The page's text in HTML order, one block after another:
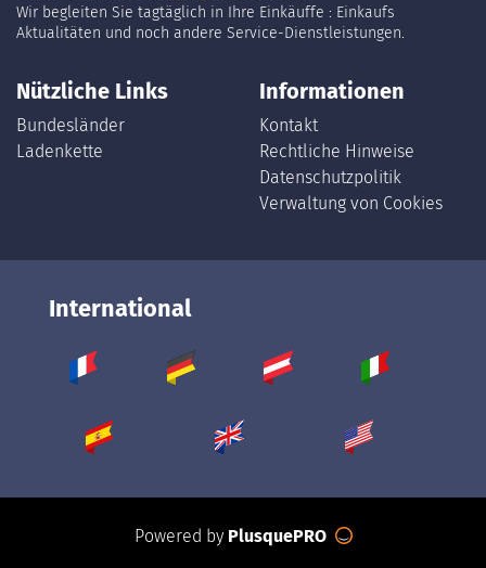
Wir begleiten Sie tagtäglich in Ihre Einkäuffe : Einkaufs
Aktualitäten und noch andere Service-Dienstleistungen.
Nützliche Links
Bundesländer
Ladenkette
Informationen
Kontakt
Rechtliche Hinweise
Datenschutzpolitik
Verwaltung von Cookies
International
Powered by PlusquePRO